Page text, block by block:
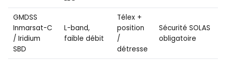
GMDSS
Inmarsat-C
/ Iridium
SBD
L-band,
faible débit
Télex +
position
/
détresse
Sécurité SOLAS
obligatoire